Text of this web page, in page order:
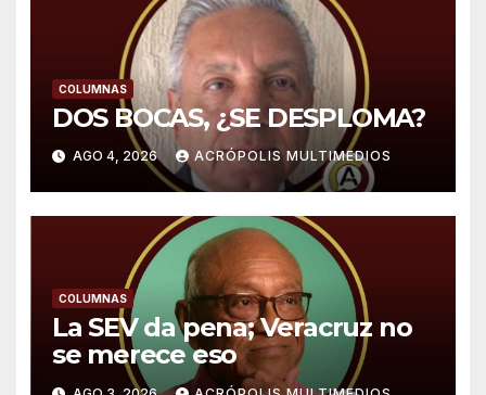
COLUMNAS
DOS BOCAS, ¿SE DESPLOMA?
AGO 4, 2026 ACRÓPOLIS MULTIMEDIOS
COLUMNAS
La SEV da pena; Veracruz no
se merece eso